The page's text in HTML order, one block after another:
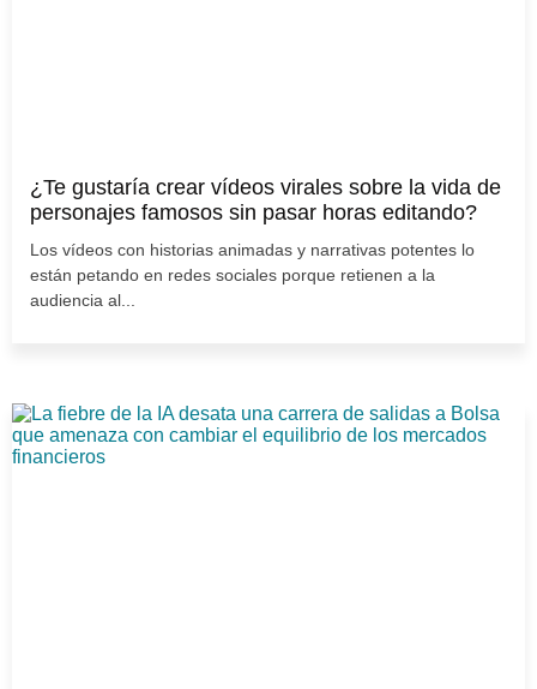
¿Te gustaría crear vídeos virales sobre la vida de
personajes famosos sin pasar horas editando?
Los vídeos con historias animadas y narrativas potentes lo
están petando en redes sociales porque retienen a la
audiencia al...